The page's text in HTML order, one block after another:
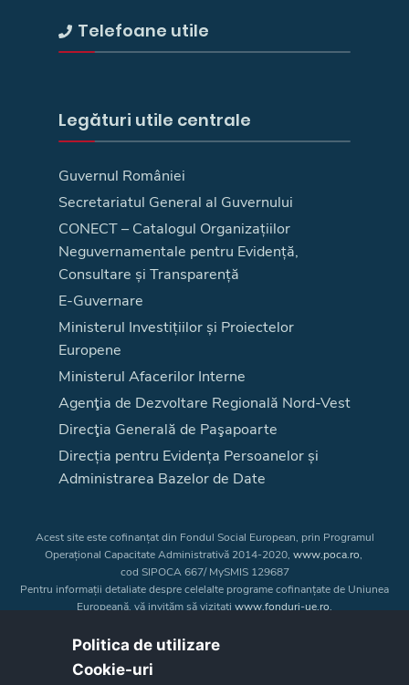
Telefoane utile
Legături utile centrale
Guvernul României
Secretariatul General al Guvernului
CONECT – Catalogul Organizațiilor
Neguvernamentale pentru Evidență,
Consultare și Transparență
E-Guvernare
Ministerul Investițiilor și Proiectelor
Europene
Ministerul Afacerilor Interne
Agenţia de Dezvoltare Regională Nord-Vest
Direcţia Generală de Paşapoarte
Direcția pentru Evidența Persoanelor și
Administrarea Bazelor de Date
Acest site este cofinanțat din Fondul Social European, prin Programul
Operațional Capacitate Administrativă 2014-2020, www.poca.ro,
cod SIPOCA 667/ MySMIS 129687
Pentru informații detaliate despre celelalte programe cofinanțate de Uniunea
Europeană, vă invităm să vizitați www.fonduri-ue.ro.
a Uniunii Europene. Întreaga responsabilitate asupra
Politica de utilizare
Cookie-uri‎